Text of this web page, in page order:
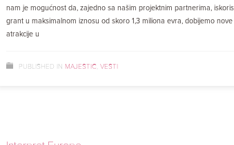
nam je mogućnost da, zajedno sa našim projektnim partnerima,
grant u maksimalnom iznosu od skoro 1,3 miliona evra, dobijemo nove
atrakcije u
PUBLISHED IN MAJESTIC VESTI